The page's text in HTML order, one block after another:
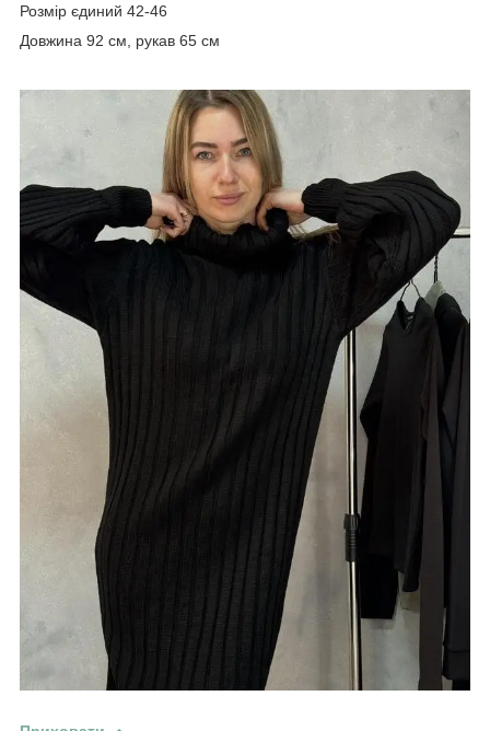
Розмір єдиний 42-46
Довжина 92 см, рукав 65 см